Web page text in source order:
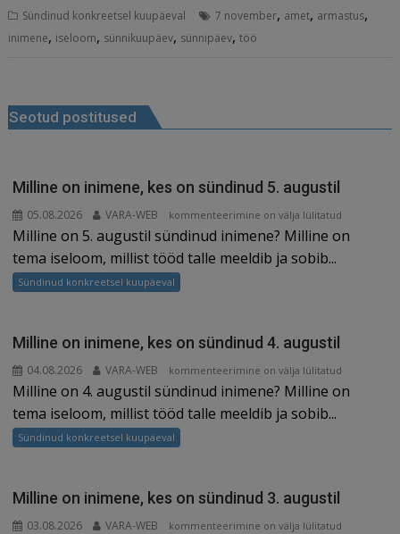
c
e
o
o
ai k
e
n
d
di
tee r
s
Sündinud konkreetsel kuupäeval 7 november, amet, armastus,
inimene, iseloom, sünnikuupäev, sünnipäev,töö
Seotud postitused
Milline on inimene, kes on sündinud 5. augustil
05.08.2026 VARA-WEB
Milline
on
inimene,
kes
on
augustil
kommenteerimine on välja lülitatud
Milline on 5. augustil sündinud inimene? Milline on
tema iseloom, millist tööd talle meeldib ja sobib...
Sündinud konkreetsel kuupäeval
Milline on inimene, kes on sündinud 4. augustil
04.08.2026 VARA-WEB
Milline
on
inimene,
kes
on
augustil
kommenteerimine on välja lülitatud
Milline on 4. augustil sündinud inimene? Milline on
tema iseloom, millist tööd talle meeldib ja sobib...
Sündinud konkreetsel kuupäeval
Milline on inimene, kes on sündinud 3. augustil
03.08.2026 VARA-WEB
Milline
kommenteerimine on välja lülitatud